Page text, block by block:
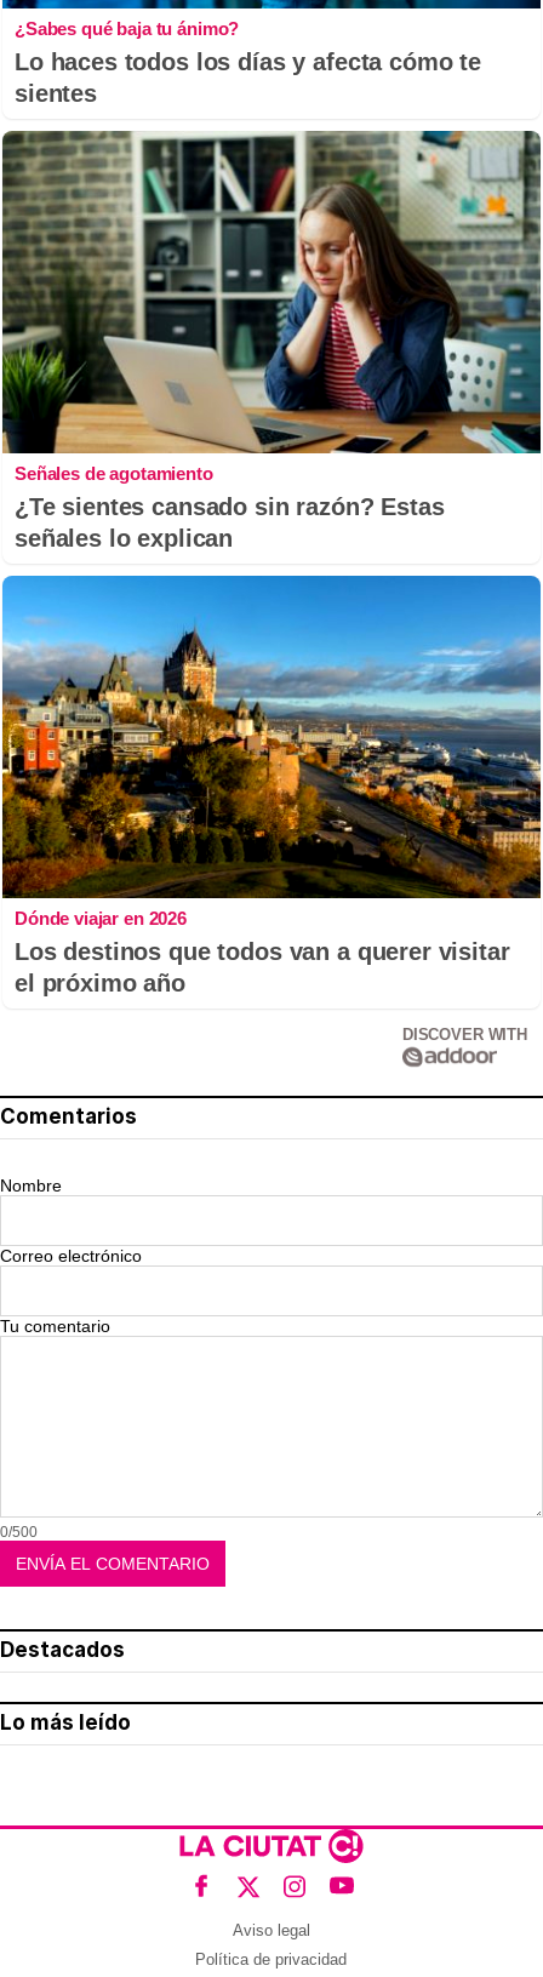
¿Sabes qué baja tu ánimo?
Lo haces todos los días y afecta cómo te
sientes
Señales de agotamiento
¿Te sientes cansado sin razón? Estas
señales lo explican
Dónde viajar en 2026
Los destinos que todos van a querer visitar
el próximo año
DISCOVER WITH
Comentarios
Nombre
Correo electrónico
Tu comentario
0/500
Destacados
Lo más leído
Aviso legal
Política de privacidad